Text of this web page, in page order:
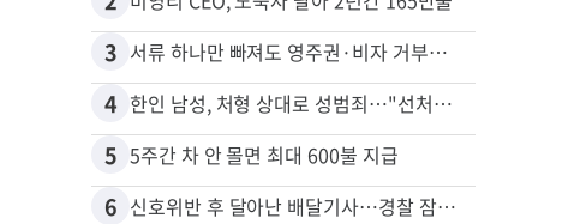
3 서류 하나만 빠져도 영주권·비자 거부…심사관 재량권 대폭 확대
4 한인 남성, 처형 상대로 성범죄…"선처해줬더니 배신자 취급"
5 5주간 차 안 몰면 최대 600불 지급
6 신호위반 후 달아난 배달기사…경찰 잠복해 잡고보니 ‘반전’